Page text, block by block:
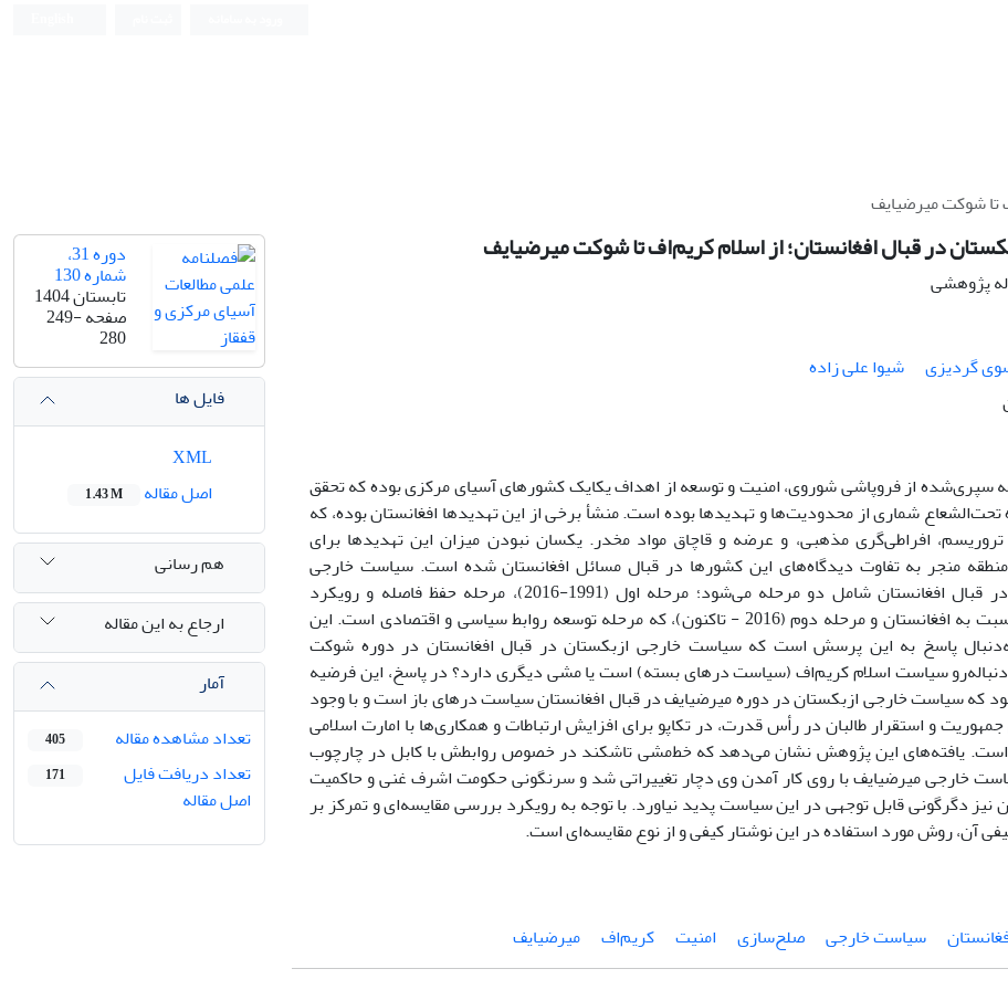
تا شوکت میرضیایف
در قبال افغانستان؛ از اسلام کریم‌اف تا شوکت میرضیایف
پژوهشی
گردیزی
شیوا علی زاده
از فروپاشی شوروی، امنیت و توسعه از اهداف یکایک کشورهای آسیای مرکزی بوده که تحقق
تحت‌الشعاع شماری از محدودیت‌ها و تهدیدها بوده است. منشأ برخی از این تهدیدها افغانستان بوده، که
تروریسم، افراطی‌گری مذهبی، و عرضه و قاچاق مواد مخدر. یکسان نبودن میزان این تهدیدها برای
منجر به تفاوت دیدگاه‌های این کشورها در قبال مسائل افغانستان شده است. سیاست خارجی
ازبکستان در قبال افغانستان شامل دو مرحله می‌شود؛ مرحله اول (1991-2016)، مرحله حفظ فاصله و رویکرد
محتاطانه نسبت به افغانستان و مرحله دوم (2016 - تاکنون)، که مرحله توسعه روابط سیاسی و اقتصادی است. این
پاسخ به این پرسش است که سیاست خارجی ازبکستان در قبال افغانستان در دوره شوکت
سیاست اسلام کریم‌اف (سیاست درهای بسته) است یا مشی دیگری دارد؟ در پاسخ، این فرضیه
که سیاست خارجی ازبکستان در دوره میرضیایف در قبال افغانستان سیاست درهای باز است و با وجود
و استقرار طالبان در رأس قدرت، در تکاپو برای افزایش ارتباطات و همکاری‌ها با امارت اسلامی
است. یافته‌های این پژوهش نشان می‌دهد که خط‌مشی تاشکند در خصوص روابطش با کابل در چارچوب
خارجی میرضیایف با روی کار آمدن وی دچار تغییراتی شد و سرنگونی حکومت اشرف غنی و حاکمیت
نیز دگرگونی‌ قابل توجهی در این سیاست پدید نیاورد. با توجه به رویکرد بررسی مقایسه‌ای و تمرکز بر
آن، روش مورد استفاده در این نوشتار کیفی و از نوع مقایسه‌ای است.
سیاست خارجی صلح‌سازی امنیت کریم‌اف میرضیایف
دوره 31،
شماره 130
تابستان 1404
صفحه249-
280
فایل ها
اصل مقاله
1.43 M
هم رسانی
ارجاع به این مقاله
آمار
تعداد مشاهده مقاله
405
تعداد دریافت فایل
اصل مقاله
171